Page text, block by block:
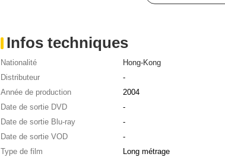
Infos techniques
Nationalité
Hong-Kong
Distributeur
-
Année de production
2004
Date de sortie DVD
-
Date de sortie Blu-ray
-
Date de sortie VOD
-
Type de film
Long métrage